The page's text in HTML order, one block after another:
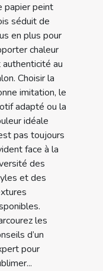
papier peint
séduit de
en plus pour
chaleur
au
Choisir la
imitation, le
adapté ou la
idéale
pas toujours
face à la
des
et des
les
d’un
pour